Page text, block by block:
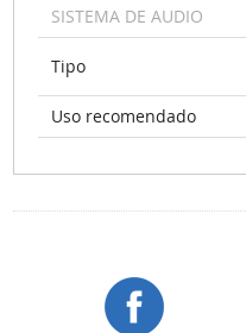
SISTEMA DE AUDIO
Tipo
Uso recomendado